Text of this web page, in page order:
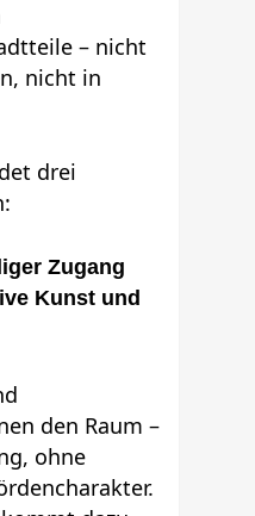
– nicht
nicht in
drei
Zugang
Kunst und
den Raum –
ohne